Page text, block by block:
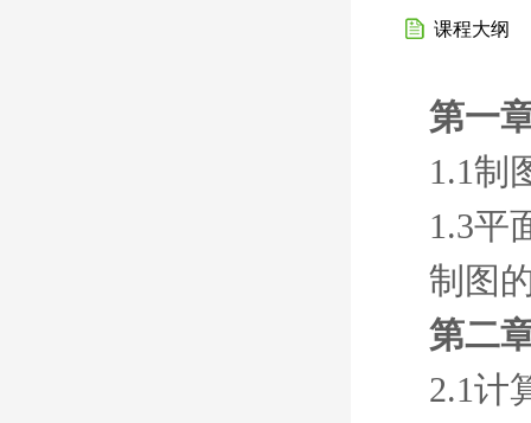
课程大纲
第一
1.1制
1.3平
制图
第二
2.1计